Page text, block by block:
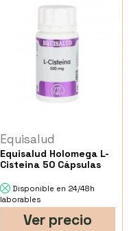
Equisalud
Equisalud Holomega L-
Cisteina 50 Cápsulas
Disponible en 24/48h
laborables
Ver precio